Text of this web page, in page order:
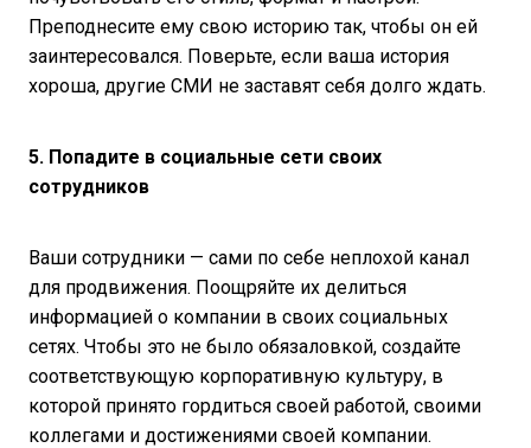
Преподнесите ему свою историю так, чтобы он ей
заинтересовался. Поверьте, если ваша история
хороша, другие СМИ не заставят себя долго ждать.
5. Попадите в социальные сети своих
сотрудников
Ваши сотрудники — сами по себе неплохой канал
для продвижения. Поощряйте их делиться
информацией о компании в своих социальных
сетях. Чтобы это не было обязаловкой, создайте
соответствующую корпоративную культуру, в
которой принято гордиться своей работой, своими
коллегами и достижениями своей компании.